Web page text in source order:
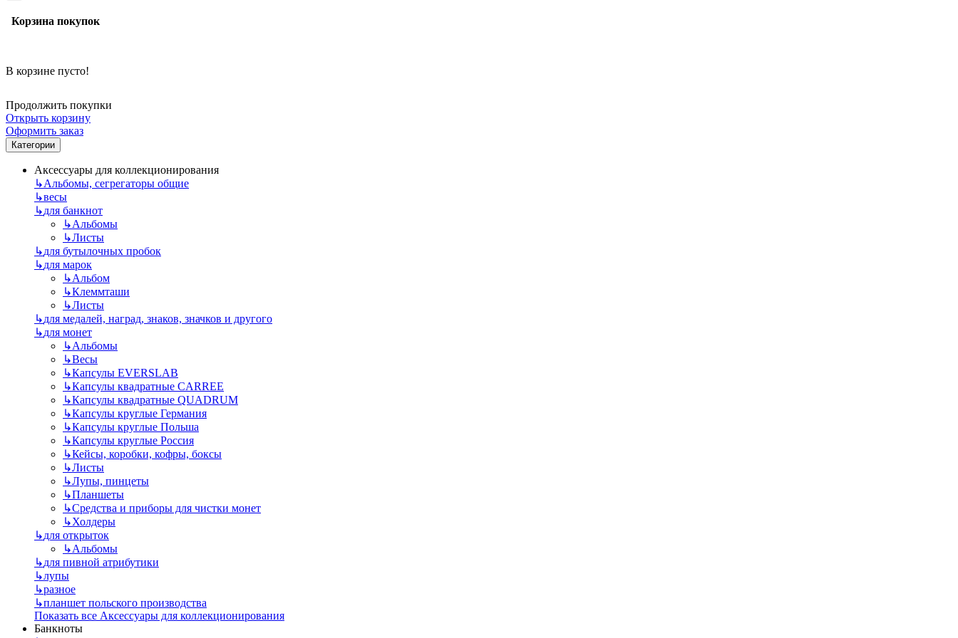
Корзина покупок
В корзине пусто!
Продолжить покупки
Открыть корзину
Оформить заказ
Категории
Аксессуары для коллекционирования
↳Альбомы, сегрегаторы общие
↳весы
↳для банкнот
↳Альбомы
↳Листы
↳для бутылочных пробок
↳для марок
↳Альбом
↳Клеммташи
↳Листы
↳для медалей, наград, знаков, значков и другого
↳для монет
↳Альбомы
↳Весы
↳Капсулы EVERSLAB
↳Капсулы квадратные CARREE
↳Капсулы квадратные QUADRUM
↳Капсулы круглые Германия
↳Капсулы круглые Польша
↳Капсулы круглые Россия
↳Кейсы, коробки, кофры, боксы
↳Листы
↳Лупы, пинцеты
↳Планшеты
↳Средства и приборы для чистки монет
↳Холдеры
↳для открыток
↳Альбомы
↳для пивной атрибутики
↳лупы
↳разное
↳планшет польского производства
Показать все Аксессуары для коллекционирования
Банкноты